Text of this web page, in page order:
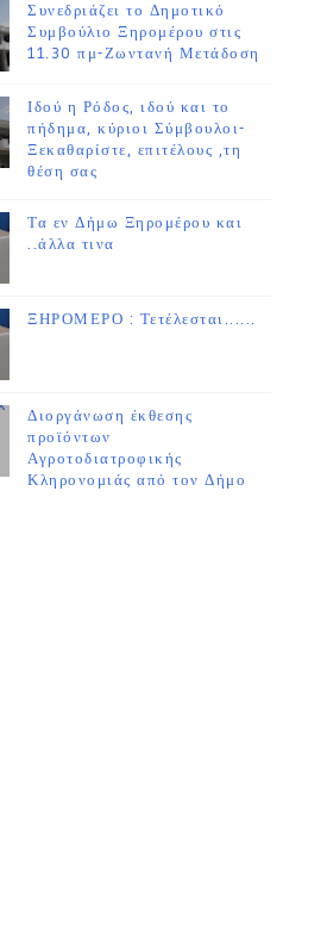
Συνεδριάζει το Δημοτικό
Συμβούλιο Ξηρομέρου στις
11.30 πμ-Ζωντανή Μετάδοση
Ιδού η Ρόδος, ιδού και το
πήδημα, κύριοι Σύμβουλοι-
Ξεκαθαρίστε, επιτέλους ,τη
θέση σας
Τα εν Δήμω Ξηρομέρου και
..άλλα τινα
ΞΗΡΟΜΕΡΟ : Τετέλεσται......
Διοργάνωση έκθεσης
προϊόντων
Αγροτοδιατροφικής
Κληρονομιάς από τον Δήμο